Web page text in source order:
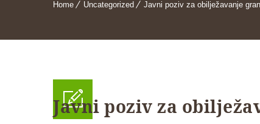
Home Uncategorized Javni poziv za obilježavanje
Javni poziv za